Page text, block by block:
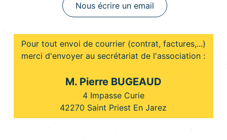
Nous écrire un email
Pour tout envoi de courrier (contrat, factures,...)
merci d'envoyer au secrétariat de l'association :
M. Pierre BUGEAUD
4 Impasse Curie
42270 Saint Priest En Jarez